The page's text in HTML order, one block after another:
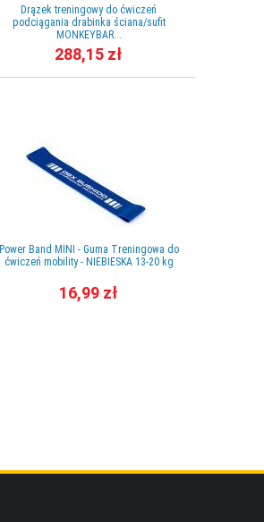
Drązek treningowy do ćwiczeń
podciągania drabinka ściana/sufit
MONKEYBAR...
288,15 zł
Power Band MINI - Guma Treningowa do
ćwiczeń mobility - NIEBIESKA 13-20 kg
16,99 zł